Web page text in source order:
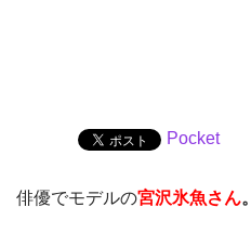
Pocket
俳優でモデルの宮沢氷魚さん。